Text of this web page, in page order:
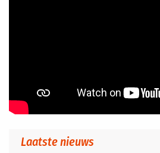
Laatste nieuws